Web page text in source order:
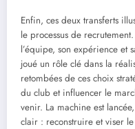
Enfin, ces deux transferts
le processus de
l’équipe, son expérience et
joué un rôle clé dans la
retombées de ces choix
du club et influencer le
venir. La machine est
clair : reconstruire et viser le